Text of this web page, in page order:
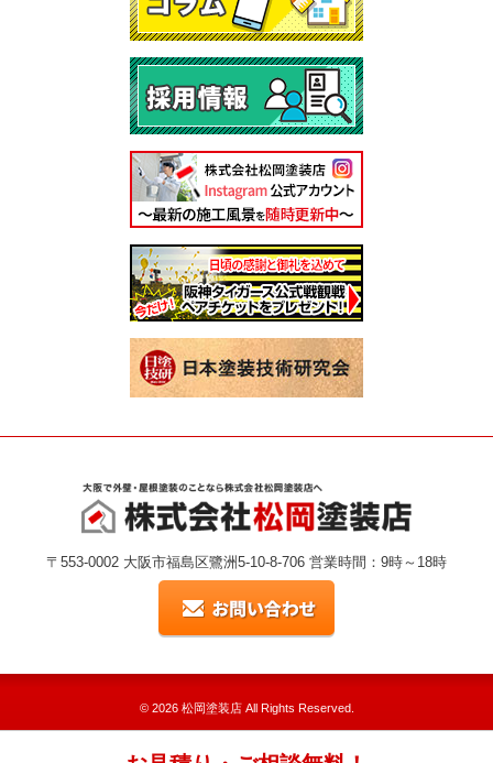
〒553-0002 大阪市福島区鷺洲5-10-8-706 営業時間：9時～18時
© 2026 松岡塗装店All Rights Reserved.